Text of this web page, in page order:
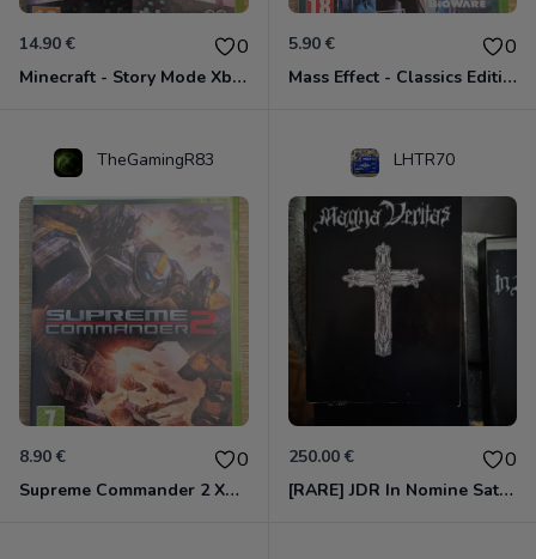
14.90 € 0
Minecraft - Story Mode Xbox 360
5.90 € 0
Mass Effect - Classics Edition Xbox 360
TheGamingR83
8.90 € 0
Supreme Commander 2 Xbox 360
LHTR70
250.00 € 0
[RARE] JDR In Nomine Satanis / Magna Veritas – 1ère Édition BOÎTE (DOS BLANC, 1989) - CROC / Siroz